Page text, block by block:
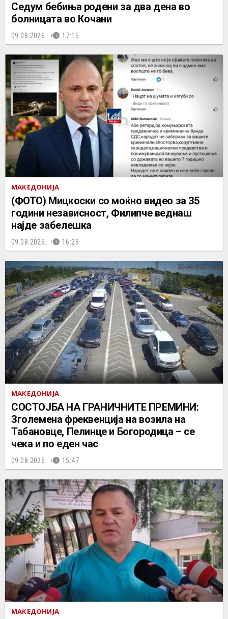
Седум бебиња родени за два дена во
болницата во Кочани
09.08.2026. 17:15
МАКЕДОНИЈА
(ФОТО) Мицкоски со моќно видео за 35
години независност, Филипче веднаш
најде забелешка
09.08.2026. 16:25
МАКЕДОНИЈА
СОСТОЈБА НА ГРАНИЧНИТЕ ПРЕМИНИ:
Зголемена фреквенција на возила на
Табановце, Пелинце и Богородица – се
чека и по еден час
09.08.2026. 15:47
МАКЕДОНИЈА